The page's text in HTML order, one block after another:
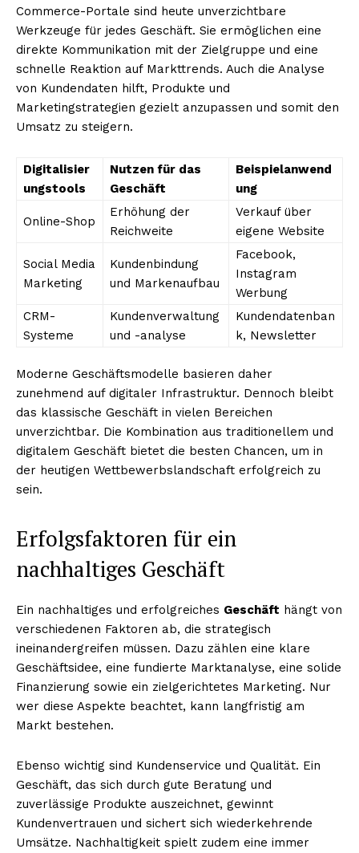
Commerce-Portale sind heute unverzichtbare
Werkzeuge für jedes Geschäft. Sie ermöglichen eine
direkte Kommunikation mit der Zielgruppe und eine
schnelle Reaktion auf Markttrends. Auch die Analyse
von Kundendaten hilft, Produkte und
Marketingstrategien gezielt anzupassen und somit den
Umsatz zu steigern.
Digitalisier
ungstools
Nutzen für das
Geschäft
Beispielanwend
ung
Online-Shop
Erhöhung der
Reichweite
Verkauf über
eigene Website
Social Media
Marketing
Kundenbindung
und Markenaufbau
Facebook,
Instagram
Werbung
CRM-
Systeme
Kundenverwaltung
und -analyse
Kundendatenban
k, Newsletter
Moderne Geschäftsmodelle basieren daher
zunehmend auf digitaler Infrastruktur. Dennoch bleibt
das klassische Geschäft in vielen Bereichen
unverzichtbar. Die Kombination aus traditionellem und
digitalem Geschäft bietet die besten Chancen, um in
der heutigen Wettbewerbslandschaft erfolgreich zu
sein.
Erfolgsfaktoren für ein
nachhaltiges Geschäft
Ein nachhaltiges und erfolgreiches Geschäft hängt von
verschiedenen Faktoren ab, die strategisch
ineinandergreifen müssen. Dazu zählen eine klare
Geschäftsidee, eine fundierte Marktanalyse, eine solide
Finanzierung sowie ein zielgerichtetes Marketing. Nur
wer diese Aspekte beachtet, kann langfristig am
Markt bestehen.
Ebenso wichtig sind Kundenservice und Qualität. Ein
Geschäft, das sich durch gute Beratung und
zuverlässige Produkte auszeichnet, gewinnt
Kundenvertrauen und sichert sich wiederkehrende
Umsätze. Nachhaltigkeit spielt zudem eine immer